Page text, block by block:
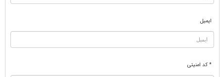
ایمیل
* کد امنیتی